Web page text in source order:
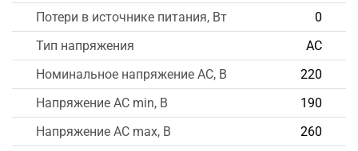
Потери в источнике питания, Вт
0
Тип напряжения
AC
Номинальное напряжение AC, В
220
Напряжение AC min, В
190
Напряжение AC max, В
260